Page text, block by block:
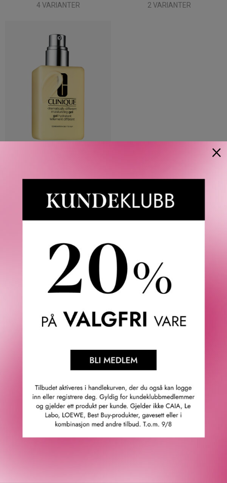
4 VARIANTER 2 VARIANTER
MOISTURIZING GEL 200 ML
565KR
Våre kunder om oss
4.9/5
Basert på 21963 verifiserte omtaler.Se alle omtaler.
06/08/2026
×